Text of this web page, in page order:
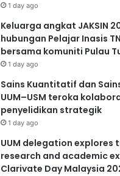
1 day ago
Keluarga angkat JAKSIN
hubungan Pelajar Inasis
bersama komuniti Pulau
1 day ago
Sains Kuantitatif dan
UUM–USM teroka
penyelidikan strategik
1 day ago
UUM delegation explores
research and academic
Clarivate Day Malaysia